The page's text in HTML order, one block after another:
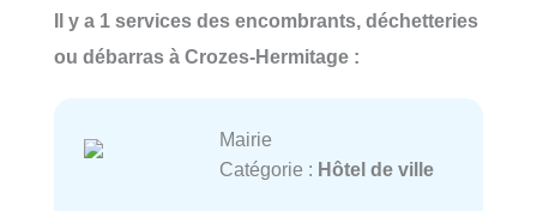
Il y a 1 services des encombrants, déchetteries
ou débarras à Crozes-Hermitage :
Mairie
Catégorie : Hôtel de ville